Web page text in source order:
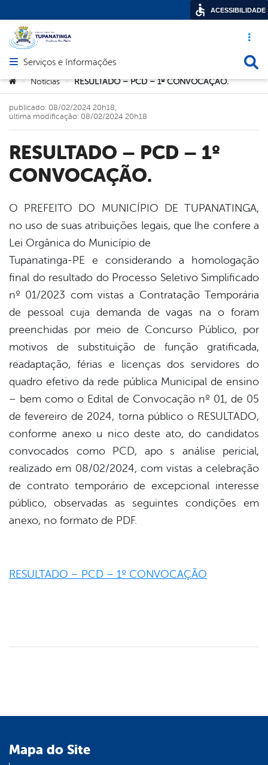
Acesso
Abrir menu principal de navegação
Serviços e Informações
Você está aqui:
> Notícias > RESULTADO – PCD – 1º CONVOCAÇÃO.
RESULTADO – PCD – 1º
CONVOCAÇÃO.
publicado: 08/02/2024 20h18,
última modificação: 08/02/2024 20h18
O PREFEITO DO MUNICÍPIO DE TUPANATINGA,
no uso de suas atribuições legais, que lhe confere a
Lei Orgânica do Município de
Tupanatinga-PE e considerando a homologação
final do resultado do Processo Seletivo Simplificado
nº 01/2023 com vistas a Contratação Temporária
de pessoal cuja demanda de vagas na o foram
preenchidas por meio de Concurso Público, por
motivos de substituição de função gratificada,
readaptação, férias e licenças dos servidores do
quadro efetivo da rede pública Municipal de ensino
– bem como o Edital de Convocação nº 01, de 05
de fevereiro de 2024, torna público o RESULTADO,
conforme anexo u nico deste ato, do candidatos
convocados como PCD, apo s análise pericial,
realizado em 08/02/2024, com vistas a celebração
de contrato temporário de excepcional interesse
público, observadas as seguintes condições em
anexo, no formato de PDF.
RESULTADO – PCD – 1º CONVOCAÇÃO
Mapa do Site
ACESSIBILIDADE